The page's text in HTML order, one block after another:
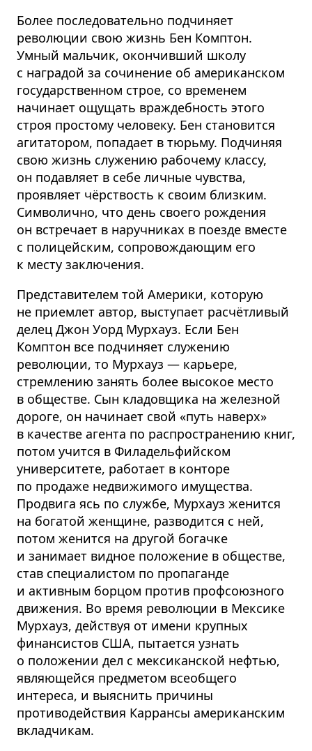
Более последовательно подчиняет
революции свою жизнь Бен Комптон.
Умный мальчик, окончивший школу
с наградой за сочинение об американском
государственном строе, со временем
начинает ощущать враждебность этого
строя простому человеку. Бен становится
агитатором, попадает в тюрьму. Подчиняя
свою жизнь служению рабочему классу,
он подавляет в себе личные чувства,
проявляет чёрствость к своим близким.
Символично, что день своего рождения
он встречает в наручниках в поезде вместе
с полицейским, сопровождающим его
к месту заключения.
Представителем той Америки, которую
не приемлет автор, выступает расчётливый
делец Джон Уорд Мурхауз. Если Бен
Комптон все подчиняет служению
революции, то Мурхауз — карьере,
стремлению занять более высокое место
в обществе. Сын кладовщика на железной
дороге, он начинает свой «путь наверх»
в качестве агента по распространению книг,
потом учится в Филадельфийском
университете, работает в конторе
по продаже недвижимого имущества.
Продвига ясь по службе, Мурхауз женится
на богатой женщине, разводится с ней,
потом женится на другой богачке
и занимает видное положение в обществе,
став специалистом по пропаганде
и активным борцом против профсоюзного
движения. Во время революции в Мексике
Мурхауз, действуя от имени крупных
финансистов США, пытается узнать
о положении дел с мексиканской нефтью,
являющейся предметом всеобщего
интереса, и выяснить причины
противодействия Каррансы американским
вкладчикам.